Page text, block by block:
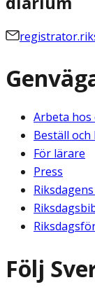
Arbeta hos
Beställ och
För lärare
Press
Följ